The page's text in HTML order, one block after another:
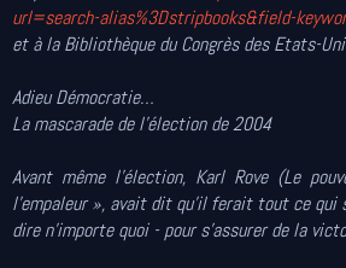
url=search-alias%3Dstripbooks&field-
et à la Bibliothèque du Congrès des Etats-
Adieu Démocratie…
La mascarade de l’élection de 2004
Avant même l’élection, Karl Rove (Le
l’empaleur », avait dit qu’il ferait tout ce qui
dire n’importe quoi - pour s’assurer de la